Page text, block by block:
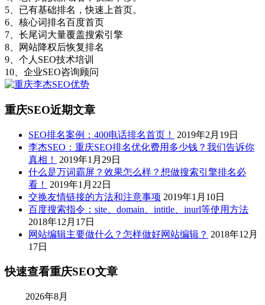
5、已有基础排名，快速上首页。
6、核心词排名百度首页
7、长尾词大量覆盖搜索引擎
8、网站降权后恢复排名
9、个人SEO技术培训
10、企业SEO咨询顾问
重庆SEO近期文章
SEO排名案例：400电话排名首页！
2019年2月19日
李杰SEO：重庆SEO排名优化费用多少钱？我们告诉你
真相！
2019年1月29日
什么是万词霸屏？效果怎么样？想做搜索引擎排名必
看！
2019年1月22日
交换友情链接的方法和注意事项 2019年1月10日
百度搜索指令：site、domain、intitle、inurl等使用方法
2018年12月17日
网站编辑主要做什么？怎样做好网站编辑？ 2018年12月
17日
快速查看重庆SEO文章
2026年8月